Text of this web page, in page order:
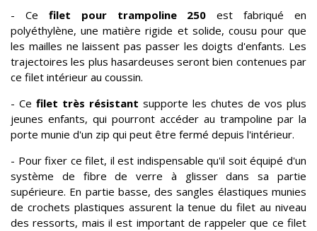
- Ce filet pour trampoline 250 est fabriqué en
polyéthylène, une matière rigide et solide, cousu pour que
les mailles ne laissent pas passer les doigts d'enfants. Les
trajectoires les plus hasardeuses seront bien contenues par
ce filet intérieur au coussin.
- Ce filet très résistant supporte les chutes de vos plus
jeunes enfants, qui pourront accéder au trampoline par la
porte munie d'un zip qui peut être fermé depuis l'intérieur.
- Pour fixer ce filet, il est indispensable qu'il soit équipé d'un
système de fibre de verre à glisser dans sa partie
supérieure. En partie basse, des sangles élastiques munies
de crochets plastiques assurent la tenue du filet au niveau
des ressorts, mais il est important de rappeler que ce filet